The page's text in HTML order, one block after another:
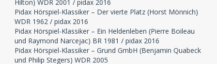
Hilton) WDR 2001 / pidax 2016
Pidax Hörspiel-Klassiker – Der vierte Platz (Horst Mönnich)
WDR 1962 / pidax 2016
Pidax Hörspiel-Klassiker – Ein Heldenleben (Pierre Boileau
und Raymond Narcejac) BR 1981 / pidax 2016
Pidax Hörspiel-Klassiker – Grund GmbH (Benjamin Quabeck
und Philip Stegers) WDR 2005